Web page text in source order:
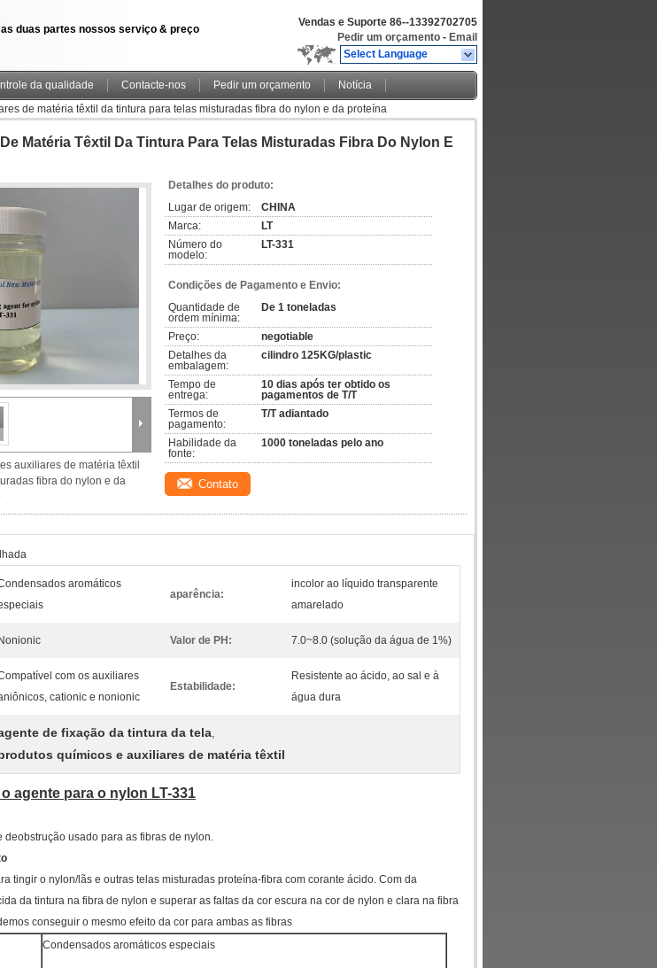
duas partes nossos serviço & preço
Vendas e Suporte 86--13392702705
Pedir um orçamento - Email
Select Language
da qualidade Contacte-nos Pedir um orçamento
Notícia
de matéria têxtil da tintura para telas misturadas fibra do nylon e da proteína
Matéria Têxtil Da Tintura Para Telas Misturadas Fibra Do Nylon E
auxiliares de matéria têxtil
fibra do nylon e da
Detalhes do produto:
Lugar de origem:
CHINA
Marca:
LT
Número do
modelo:
LT-331
Condições de Pagamento e Envio:
Quantidade de
ordem mínima:
De 1 toneladas
Preço:
negotiable
Detalhes da
embalagem:
cilindro 125KG/plastic
Tempo de
entrega:
10 dias após ter obtido os
pagamentos de T/T
Termos de
pagamento:
T/T adiantado
Habilidade da
fonte:
1000 toneladas pelo ano
Contato
aromáticos
aparência:
incolor ao líquido transparente
amarelado
Nonionic Valor de PH: 7.0~8.0 (solução da água de 1%)
com os auxiliares
cationic e nonionic
Estabilidade:
Resistente ao ácido, ao sal e à
água dura
de fixação da tintura da tela,
químicos e auxiliares de matéria têxtil
agente para o nylon LT-331
deobstrução usado para as fibras de nylon.
tingir o nylon/lãs e outras telas misturadas proteína-fibra com corante ácido. Com da
da tintura na fibra de nylon e superar as faltas da cor escura na cor de nylon e clara na fibra
conseguir o mesmo efeito da cor para ambas as fibras
Condensados aromáticos especiais